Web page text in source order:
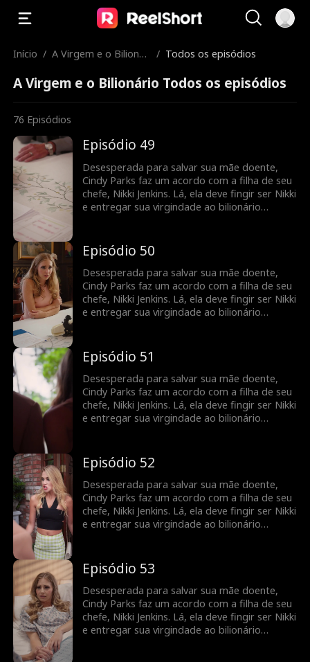
Início / A Virgem e o Bilionári
/ Todos os episódios
A Virgem e o Bilionário Todos os episódios
76 Episódios
Episódio 49
Desesperada para salvar sua mãe doente,
Cindy Parks faz um acordo com a filha de seu
chefe, Nikki Jenkins. Lá, ela deve fingir ser Nikki
e entregar sua virgindade ao bilionário
quando ela adoece, Cindy é mais uma vez
forçada a fingir e a entrar em cena como uma
noiva substituta.
Episódio 50
Desesperada para salvar sua mãe doente,
Cindy Parks faz um acordo com a filha de seu
chefe, Nikki Jenkins. Lá, ela deve fingir ser Nikki
e entregar sua virgindade ao bilionário
quando ela adoece, Cindy é mais uma vez
forçada a fingir e a entrar em cena como uma
noiva substituta.
Episódio 51
Desesperada para salvar sua mãe doente,
Cindy Parks faz um acordo com a filha de seu
chefe, Nikki Jenkins. Lá, ela deve fingir ser Nikki
e entregar sua virgindade ao bilionário
quando ela adoece, Cindy é mais uma vez
forçada a fingir e a entrar em cena como uma
noiva substituta.
Episódio 52
Desesperada para salvar sua mãe doente,
Cindy Parks faz um acordo com a filha de seu
chefe, Nikki Jenkins. Lá, ela deve fingir ser Nikki
e entregar sua virgindade ao bilionário
quando ela adoece, Cindy é mais uma vez
forçada a fingir e a entrar em cena como uma
noiva substituta.
Episódio 53
Desesperada para salvar sua mãe doente,
Cindy Parks faz um acordo com a filha de seu
chefe, Nikki Jenkins. Lá, ela deve fingir ser Nikki
e entregar sua virgindade ao bilionário